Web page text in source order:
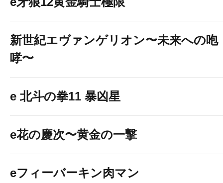
新世紀エヴァンゲリオン〜未来への咆
哮〜
e 北斗の拳11 暴凶星
e花の慶次〜黄金の一撃
eフィーバーキン肉マン